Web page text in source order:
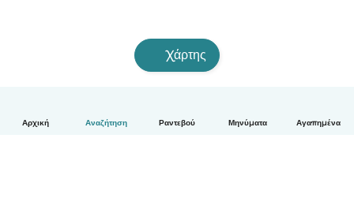
Αρχική Αναζήτηση Ραντεβού Μηνύματα Αγαπημένα
Χάρτης